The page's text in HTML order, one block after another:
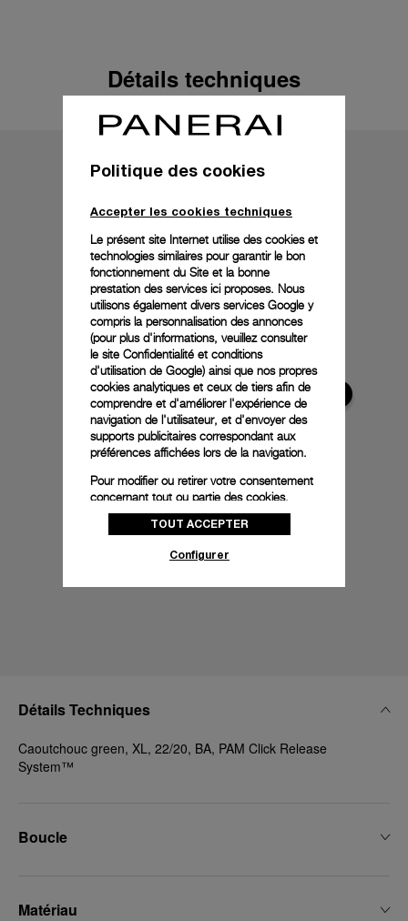
Détails techniques
Détails Techniques
Caoutchouc green, XL, 22/20, BA, PAM Click Release
System™
Boucle
Matériau
Politique des cookies
Accepter les cookies techniques
Le présent site Internet utilise des cookies et
technologies similaires pour garantir le bon
fonctionnement du Site et la bonne
prestation des services ici proposes. Nous
utilisons également divers services Google y
compris la personnalisation des annonces
(pour plus d'informations, veuillez consulter
le site Confidentialité et conditions
d'utilisation de Google) ainsi que nos propres
cookies analytiques et ceux de tiers afin de
comprendre et d'améliorer l'expérience de
navigation de l'utilisateur, et d'envoyer des
supports publicitaires correspondant aux
préférences affichées lors de la navigation.
Pour modifier ou retirer votre consentement
concernant tout ou partie des cookies,
cliquez sur « Configurer » ou consultez notre
politique des cookiespour obtenir plus
donnez votre consentement pour l’utilisation
TOUT ACCEPTER
Configurer